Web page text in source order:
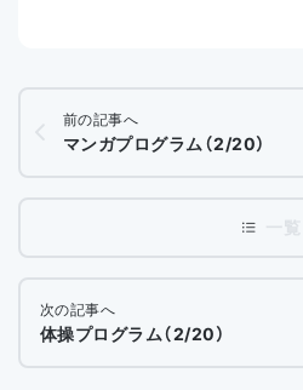
前の記事へ
マンガプログラム（2/20）
次の記事へ
体操プログラム（2/20）